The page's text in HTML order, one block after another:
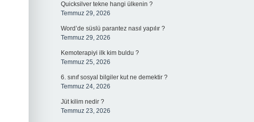
Quicksilver tekne hangi ülkenin ?
Temmuz 29, 2026
Word’de süslü parantez nasıl yapılır ?
Temmuz 29, 2026
Kemoterapiyi ilk kim buldu ?
Temmuz 25, 2026
6. sınıf sosyal bilgiler kut ne demektir ?
Temmuz 24, 2026
Jüt kilim nedir ?
Temmuz 23, 2026